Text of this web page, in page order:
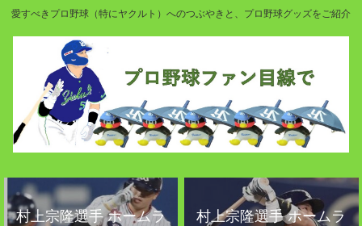
愛すべきプロ野球（特にヤクルト）へのつぶやきと、プロ野球グッズをご紹介
村上宗隆選手 ホームラ
村上宗隆選手 ホームラ